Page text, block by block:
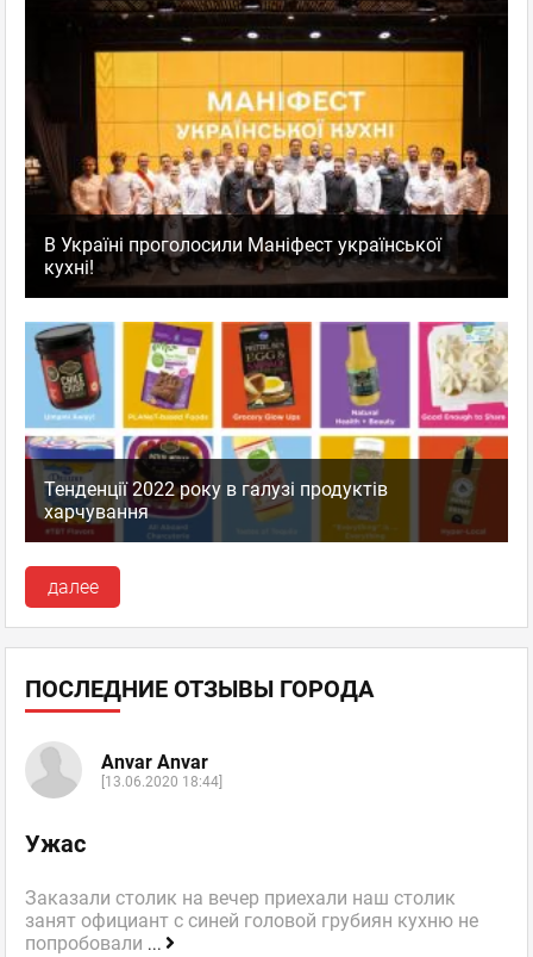
В Україні проголосили Маніфест української
кухні!
Тенденції 2022 року в галузі продуктів
харчування
далее
ПОСЛЕДНИЕ ОТЗЫВЫ ГОРОДА
Anvar Anvar
[13.06.2020 18:44]
Ужас
Заказали столик на вечер приехали наш столик
занят официант с синей головой грубиян кухню не
попробовали ...